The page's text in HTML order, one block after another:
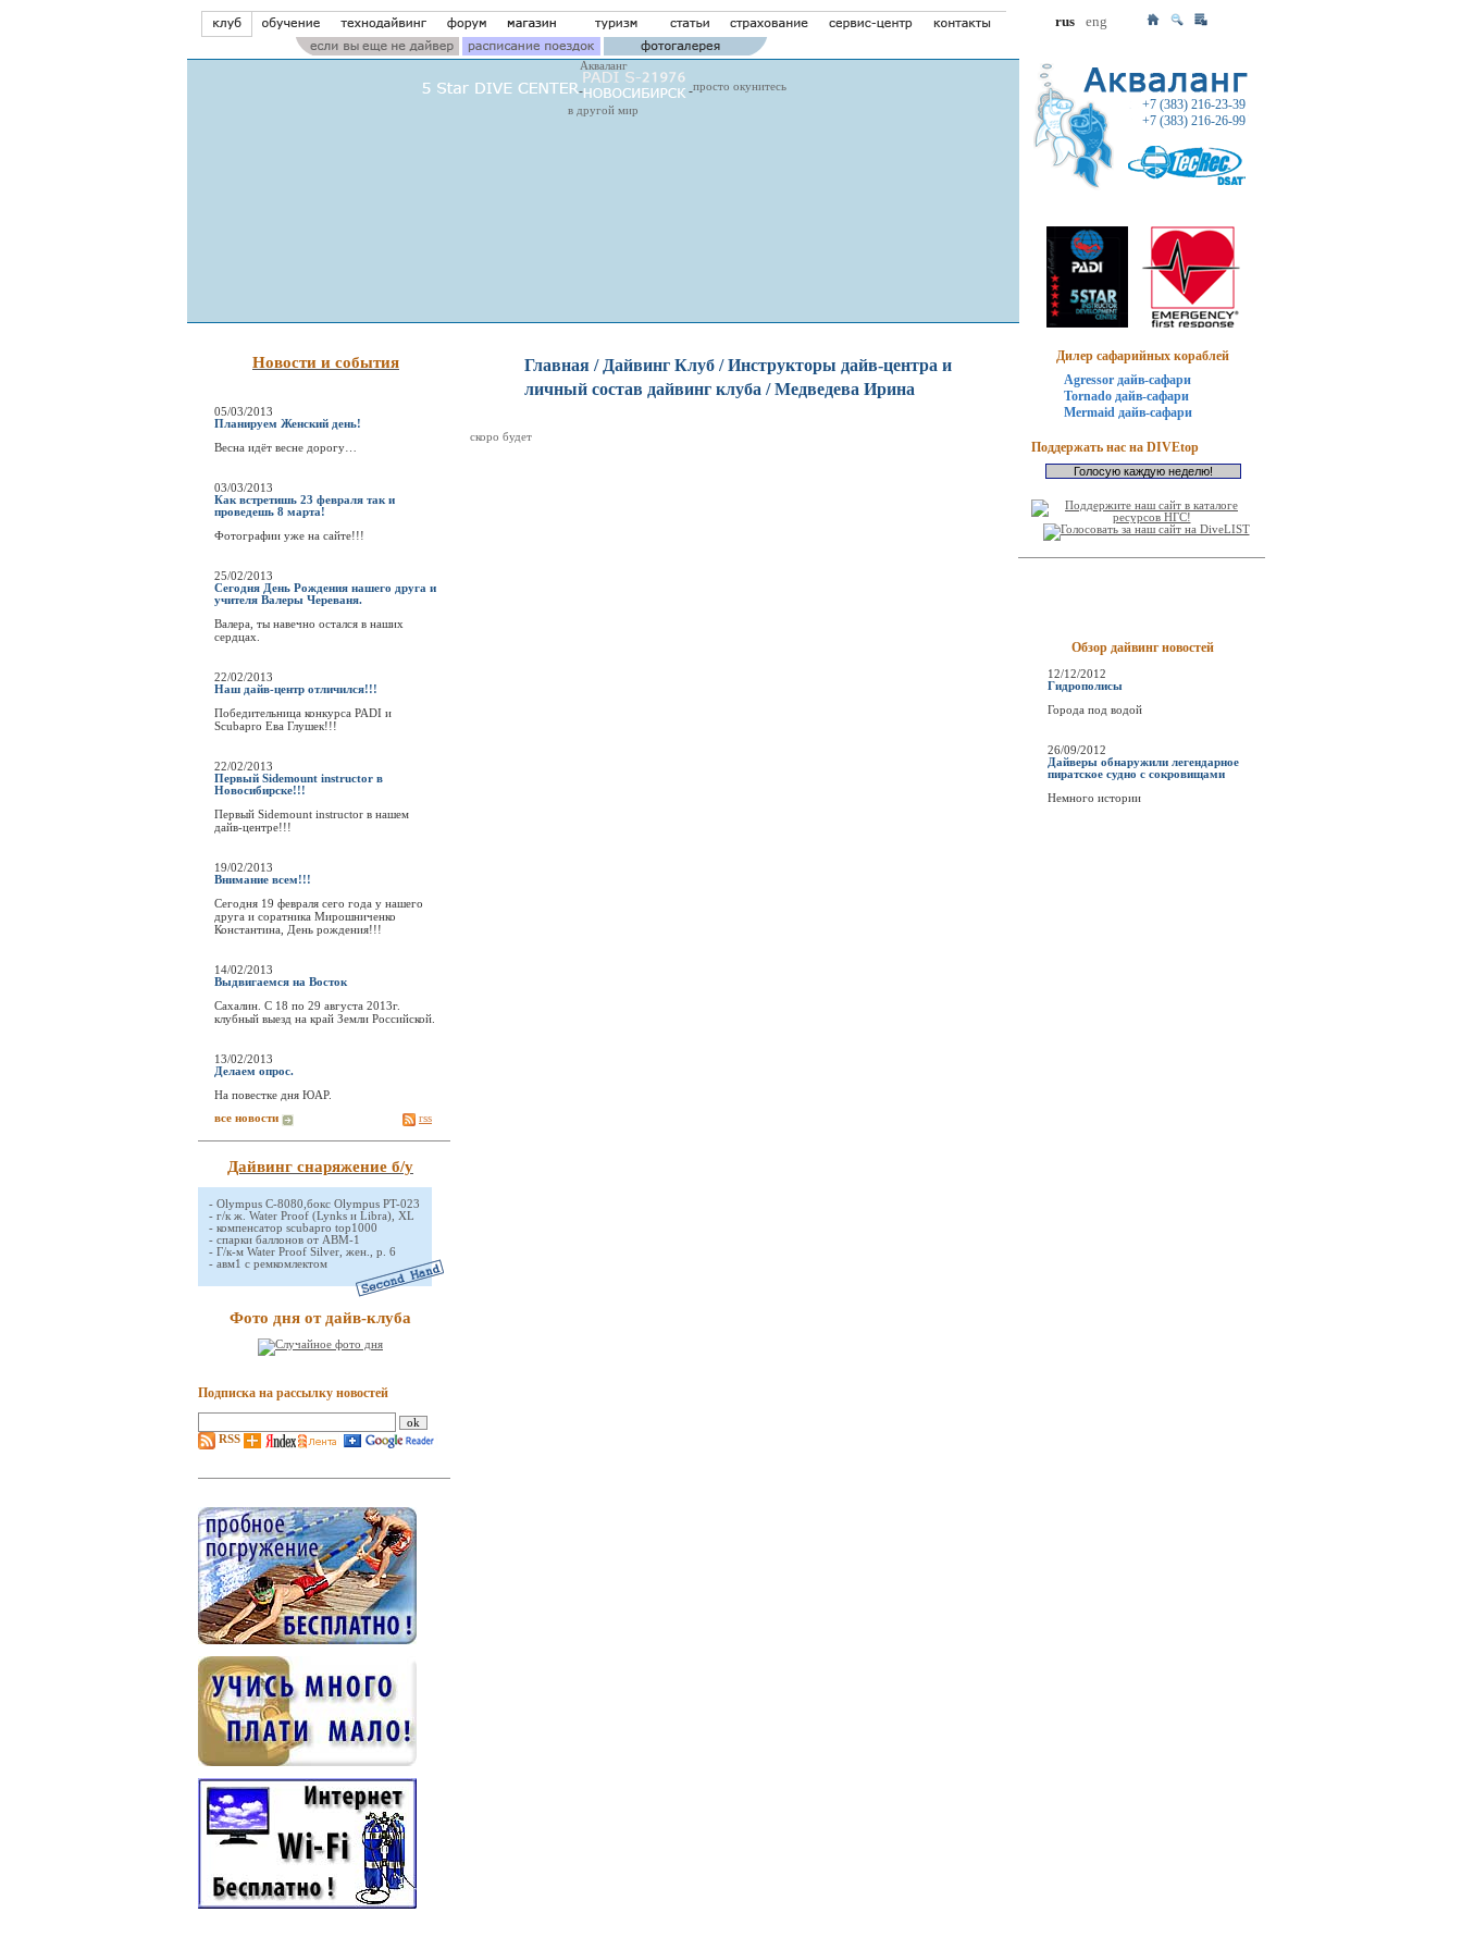
rus eng
Акваланг
просто окунитесь
в другой мир
+7 (383) 216-23-39
+7 (383) 216-26-99
Новости и события
05/03/2013
Планируем Женский день!
Весна идёт весне дорогу…
03/03/2013
Как встретишь 23 февраля так и
проведешь 8 марта!
Фотографии уже на сайте!!!
25/02/2013
Сегодня День Рождения нашего друга и
учителя Валеры Череваня.
Валера, ты навечно остался в наших
сердцах.
22/02/2013
Наш дайв-центр отличился!!!
Победительница конкурса PADI и
Scubapro Ева Глушек!!!
22/02/2013
Первый Sidemount instructor в
Новосибирске!!!
Первый Sidemount instructor в нашем
дайв-центре!!!
19/02/2013
Внимание всем!!!
Сегодня 19 февраля сего года у нашего
друга и соратника Мирошниченко
Константина, День рождения!!!
14/02/2013
Выдвигаемся на Восток
Сахалин. С 18 по 29 августа 2013г.
клубный выезд на край Земли Российской.
13/02/2013
Делаем опрос.
На повестке дня ЮАР.
все новости rss
Дайвинг снаряжение б/у
- Olympus C-8080,бокс Olympus PT-023
- г/к ж. Water Proof (Lynks и Libra), XL
- компенсатор scubapro top1000
- спарки баллонов от АВМ-1
- Г/к-м Water Proof Silver, жен., р. 6
- авм1 с ремкомлектом
Фото дня от дайв-клуба
Подписка на рассылку новостей
RSS
Главная / Дайвинг Клуб /Инструкторы дайв-центра и
личный состав дайвинг клуба / Медведева Ирина
скоро будет
Дилер сафарийных кораблей
Agressor дайв-сафари
Tornado дайв-сафари
Mermaid дайв-сафари
Поддержать нас на DIVEtop
Обзор дайвинг новостей
12/12/2012
Гидрополисы
Города под водой
26/09/2012
Дайверы обнаружили легендарное
пиратское судно с сокровищами
Немного истории